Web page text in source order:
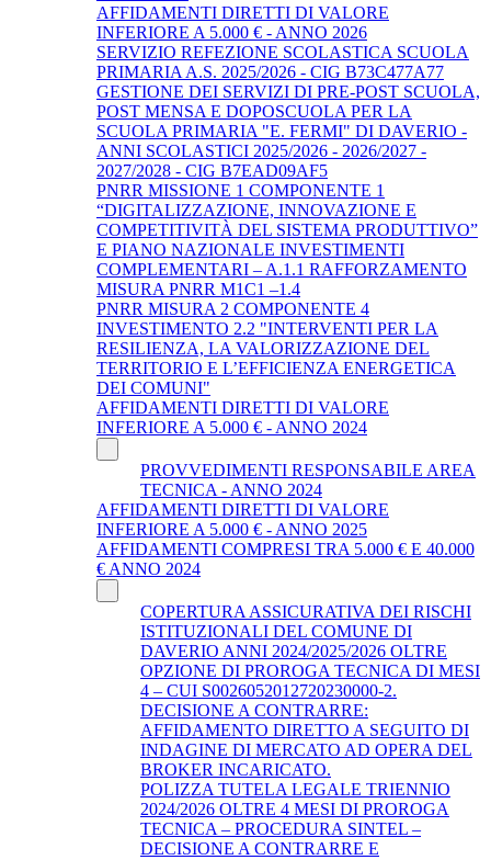
AFFIDAMENTI DIRETTI DI VALORE
INFERIORE A 5.000 € - ANNO 2026
SERVIZIO REFEZIONE SCOLASTICA SCUOLA
PRIMARIA A.S. 2025/2026 - CIG B73C477A77
GESTIONE DEI SERVIZI DI PRE-POST SCUOLA,
POST MENSA E DOPOSCUOLA PER LA
SCUOLA PRIMARIA "E. FERMI" DI DAVERIO -
ANNI SCOLASTICI 2025/2026 - 2026/2027 -
2027/2028 - CIG B7EAD09AF5
PNRR MISSIONE 1 COMPONENTE 1
“DIGITALIZZAZIONE, INNOVAZIONE E
COMPETITIVITÀ DEL SISTEMA PRODUTTIVO”
E PIANO NAZIONALE INVESTIMENTI
COMPLEMENTARI – A.1.1 RAFFORZAMENTO
MISURA PNRR M1C1 –1.4
PNRR MISURA 2 COMPONENTE 4
INVESTIMENTO 2.2 "INTERVENTI PER LA
RESILIENZA, LA VALORIZZAZIONE DEL
TERRITORIO E L’EFFICIENZA ENERGETICA
DEI COMUNI"
AFFIDAMENTI DIRETTI DI VALORE
INFERIORE A 5.000 € - ANNO 2024
PROVVEDIMENTI RESPONSABILE AREA
TECNICA - ANNO 2024
AFFIDAMENTI DIRETTI DI VALORE
INFERIORE A 5.000 € - ANNO 2025
AFFIDAMENTI COMPRESI TRA 5.000 € E 40.000
€ ANNO 2024
COPERTURA ASSICURATIVA DEI RISCHI
ISTITUZIONALI DEL COMUNE DI
DAVERIO ANNI 2024/2025/2026 OLTRE
OPZIONE DI PROROGA TECNICA DI MESI
4 – CUI S0026052012720230000-2.
DECISIONE A CONTRARRE:
AFFIDAMENTO DIRETTO A SEGUITO DI
INDAGINE DI MERCATO AD OPERA DEL
BROKER INCARICATO.
POLIZZA TUTELA LEGALE TRIENNIO
2024/2026 OLTRE 4 MESI DI PROROGA
TECNICA – PROCEDURA SINTEL –
DECISIONE A CONTRARRE E